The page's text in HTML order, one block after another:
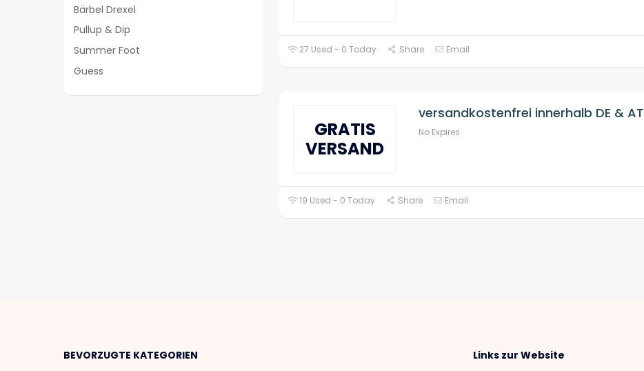
27 Used - 0 Today Share Email
GRATIS
VERSAND
versandkostenfrei innerhalb DE & AT
No Expires
19 Used - 0 Today Share Email
Bärbel Drexel
Pullup & Dip
Summer Foot
Guess
BEVORZUGTE KATEGORIEN Links zur Website